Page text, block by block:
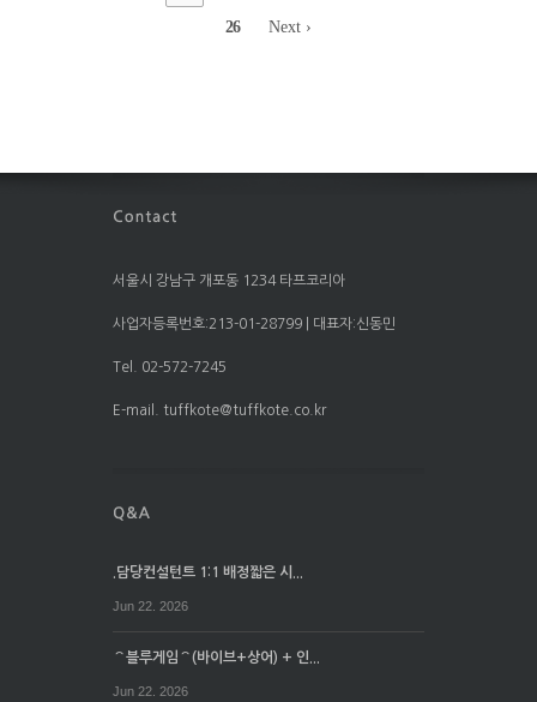
26 Next ›
서울시 강남구 개포동 1234 타프코리아
사업자등록번호:213-01-28799 | 대표자:신동민
Tel. 02-572-7245
E-mail. tuffkote@tuffkote.co.kr
.담당컨설턴트 1:1 배정짧은 시...
Jun 22. 2026
⌒블루게임⌒(바이브+상어) + 인...
Jun 22. 2026